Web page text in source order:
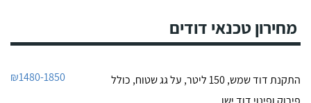
מחירון טכנאי דודים
התקנת דוד שמש, 150 ליטר, על גג שטוח, כולל
₪1480-1850